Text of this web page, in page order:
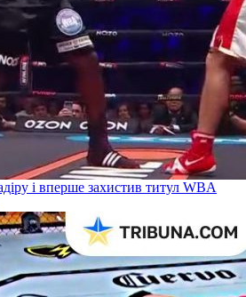
і вперше захистив титул WBA